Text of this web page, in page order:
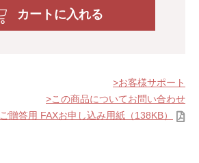
カートに入れる
お客様サポート
この商品についてお問い合わせ
ご贈答用 FAXお申し込み用紙（138KB）